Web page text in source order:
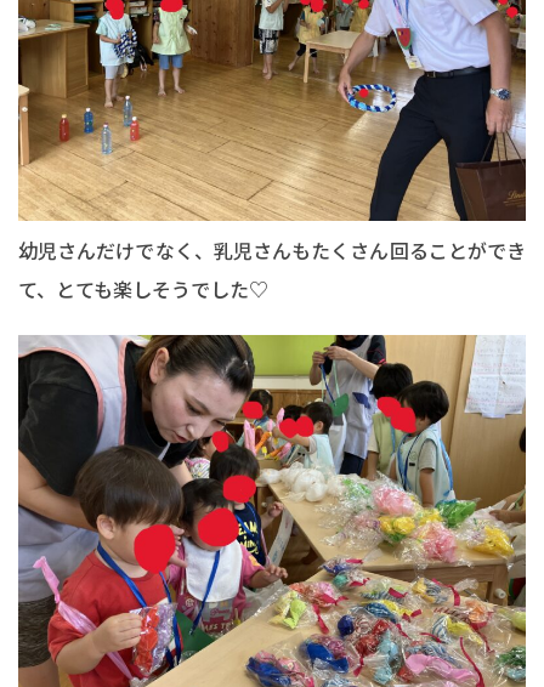
幼児さんだけでなく、乳児さんもたくさん回ることができ
て、とても楽しそうでした♡